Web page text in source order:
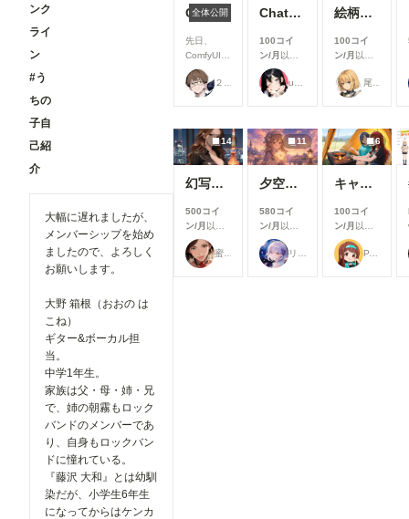
ンク
ライ
ン
#う
ちの
子自
己紹
介
大幅に遅れましたが、
メンバーシップを始め
ましたので、よろしく
お願いします。
大野 箱根（おおの は
こね）
ギター&ボーカル担
当。
中学1年生。
家族は父・母・姉・兄
で、姉の朝霧もロック
バンドのメンバーであ
り、自身もロックバン
ドに憧れている。
『藤沢 大和』とは幼馴
染だが、小学生6年生
になってからはケンカ
た✨ ▼生
成機能関連
①生成画面
のモデル選
生成時のモ
デル選択画
デルを選び
やすいUIに
改善しまし
た。 利用
ルを探しや
すくなり、
これまで以
上にスムー
ズに生成を
ComfyUIでOpen Pose Editorを使う
全体公開
先日、
ComfyUIに
Open
Pose
Editorを導
巧く行かな
いと聞き、
いろいろ試
下記のカス
が使えまし
たので、報
告です。
今回使った
２２（にゃんにゃん）
ChatGPTで背景合成→SDXLで仕上げる。私がよく使っている制作フロー
100コイ
ン/月 以上
支援すると
見ることが
できます
ukkripp
絵柄指定プロンプト【第三弾】
100コイ
ン/月 以上
支援すると
見ることが
できます
尾藤みそぎ
14
幻写麗華 壱
500コイ
ン/月 以上
支援すると
見ることが
できます
蜜華
11
夕空の星便配達少女
580コイ
ン/月 以上
支援すると
見ることが
できます
リンファ75
6
キャンプ
100コイ
ン/月 以上
支援すると
見ることが
できます
P.S.T.A.